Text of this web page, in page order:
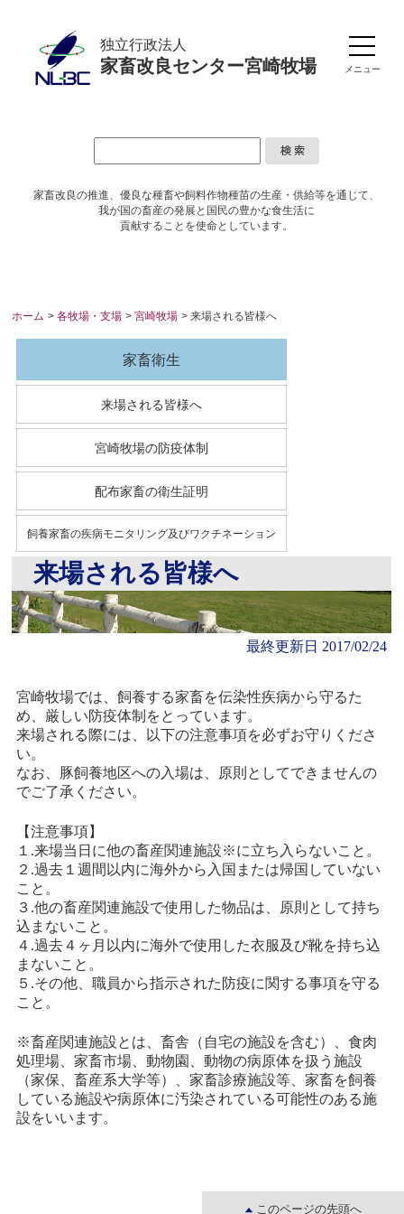
独立行政法人
家畜改良センター宮崎牧場 メニュー
家畜改良の推進、優良な種畜や飼料作物種苗の生産・供給等を通じて、
我が国の畜産の発展と国民の豊かな食生活に
貢献することを使命としています。
ホーム >各牧場・支場 >宮崎牧場 > 来場される皆様へ
家畜衛生
来場される皆様へ
宮崎牧場の防疫体制
配布家畜の衛生証明
飼養家畜の疾病モニタリング及びワクチネーション
来場される皆様へ
最終更新日 2017/02/24
宮崎牧場では、飼養する家畜を伝染性疾病から守るた
め、厳しい防疫体制をとっています。
来場される際には、以下の注意事項を必ずお守りくださ
い。
なお、豚飼養地区への入場は、原則としてできませんの
でご了承ください。
【注意事項】
１.来場当日に他の畜産関連施設※に立ち入らないこと。
２.過去１週間以内に海外から入国または帰国していない
こと。
３.他の畜産関連施設で使用した物品は、原則として持ち
込まないこと。
４.過去４ヶ月以内に海外で使用した衣服及び靴を持ち込
まないこと。
５.その他、職員から指示された防疫に関する事項を守る
こと。
※畜産関連施設とは、畜舎（自宅の施設を含む）、食肉
処理場、家畜市場、動物園、動物の病原体を扱う施設
（家保、畜産系大学等）、家畜診療施設等、家畜を飼養
している施設や病原体に汚染されている可能性のある施
設をいいます。
このページの先頭へ